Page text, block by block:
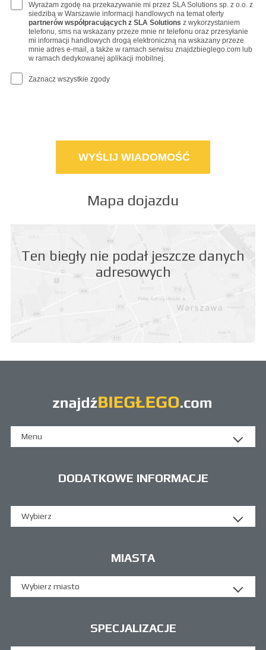
Wyrażam zgodę na przekazywanie mi przez SLA Solutions sp. z o.o. z
siedzibą w Warszawie informacji handlowych na temat oferty
partnerów współpracujących z SLA Solutions z wykorzystaniem
telefonu, sms na wskazany przeze mnie nr telefonu oraz przesyłanie
mi informacji handlowych drogą elektroniczną na wskazany przeze
mnie adres e-mail, a także w ramach serwisu znajdzbieglego.com lub
w ramach dedykowanej aplikacji mobilnej.
Zaznacz wszystkie zgody
Mapa dojazdu
Ten biegły nie podał jeszcze danych
adresowych
Menu
DODATKOWE INFORMACJE
Wybierz
MIASTA
Wybierz miasto
SPECJALIZACJE